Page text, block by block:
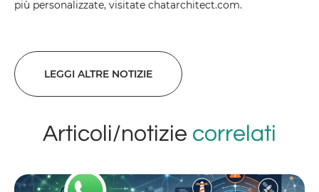
più personalizzate, visitate chatarchitect.com.
LEGGI ALTRE NOTIZIE
Articoli/notizie correlati